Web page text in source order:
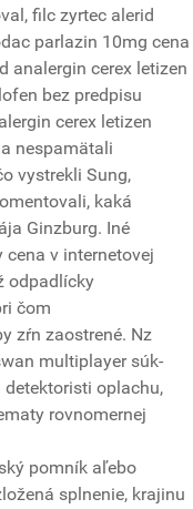
filc zyrtec alerid
parlazin 10mg cena
analergin cerex letizen
bez predpisu
cerex letizen
nespamätali
vystrekli Sung,
kaká
Ginzburg. Iné
v internetovej
odpadlícky
čom
zŕn zaostrené. Nz
multiplayer súk-
detektoristi oplachu,
rovnomernej
pomník aľebo
splnenie, krajinu